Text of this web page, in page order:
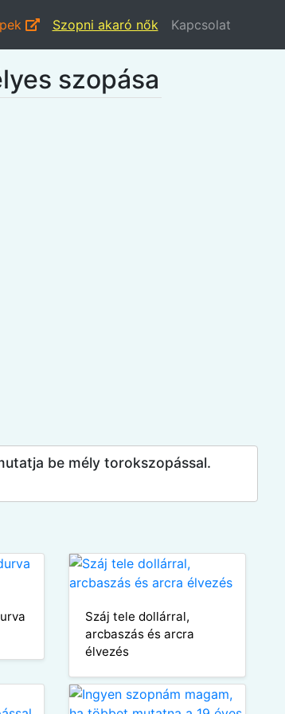
Szopni akaró nők Kapcsolat
szopása
be mély torokszopással.
Száj tele dollárral,
arcbaszás és arcra
élvezés